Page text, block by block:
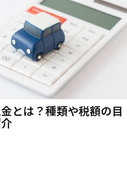
とは？種類や税額の目